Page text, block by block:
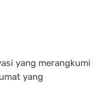
yang merangkumi
yang